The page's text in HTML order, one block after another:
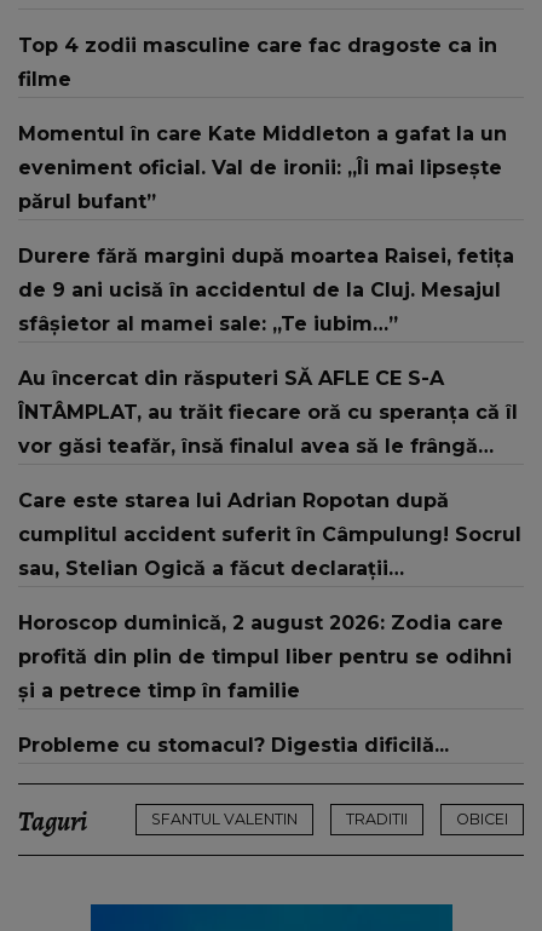
Top 4 zodii masculine care fac dragoste ca in
filme
Momentul în care Kate Middleton a gafat la un
eveniment oficial. Val de ironii: „Îi mai lipsește
părul bufant”
Durere fără margini după moartea Raisei, fetița
de 9 ani ucisă în accidentul de la Cluj. Mesajul
sfâșietor al mamei sale: „Te iubim…”
Au încercat din răsputeri SĂ AFLE CE S-A
ÎNTÂMPLAT, au trăit fiecare oră cu speranța că îl
vor găsi teafăr, însă finalul avea să le frângă
mort într-o mașină parcată pe Bulevardul
Victoriei: "În urma..."
Care este starea lui Adrian Ropotan după
cumplitul accident suferit în Câmpulung! Socrul
sau, Stelian Ogică a făcut declarații
Horoscop duminică, 2 august 2026: Zodia care
profită din plin de timpul liber pentru se odihni
și a petrece timp în familie
Probleme cu stomacul? Digestia dificilă...
Taguri SFANTUL VALENTIN TRADITII OBICEI